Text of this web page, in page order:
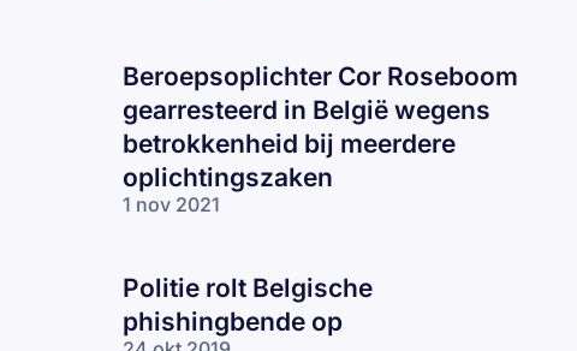
Beroepsoplichter Cor Roseboom
gearresteerd in België wegens
betrokkenheid bij meerdere
oplichtingszaken
1 nov 2021
Politie rolt Belgische
phishingbende op